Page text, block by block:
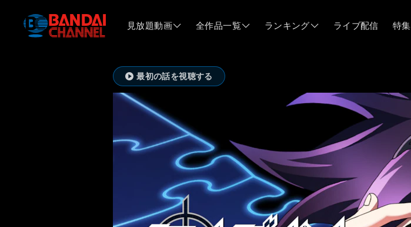
見放題動画 全作品一覧 ランキング ライブ配信 特集
最初の話を視聴する